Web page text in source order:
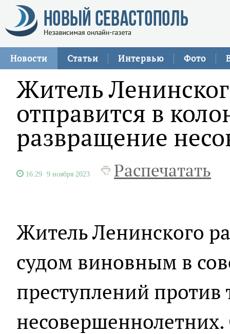
Новости Статьи Интервью Фото
Житель
отправится в
развращение
16:29 9 ноября 2023 Распечатать
Житель Ленинского
судом виновным в
преступлений против